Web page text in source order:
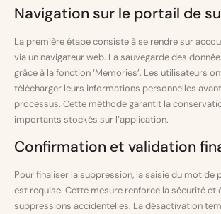
Navigation sur le portail de
La première étape consiste à se rendre sur
via un navigateur web. La sauvegarde des
grâce à la fonction ‘Memories’. Les utilisateurs
télécharger leurs informations personnelles
processus. Cette méthode garantit la
importants stockés sur l’application.
Confirmation et validation
Pour finaliser la suppression, la saisie du mot de
est requise. Cette mesure renforce la sécurité et
suppressions accidentelles. La désactivation